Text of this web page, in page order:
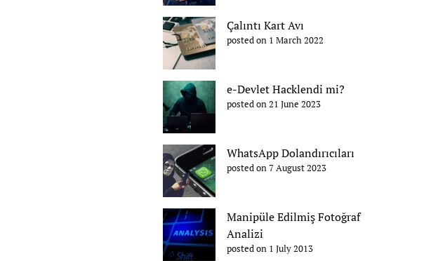
Çalıntı Kart Avı
posted on 1 March 2022
e-Devlet Hacklendi mi?
posted on 21 June 2023
WhatsApp Dolandırıcıları
posted on 7 August 2023
Manipüle Edilmiş Fotoğraf
Analizi
posted on 1 July 2013